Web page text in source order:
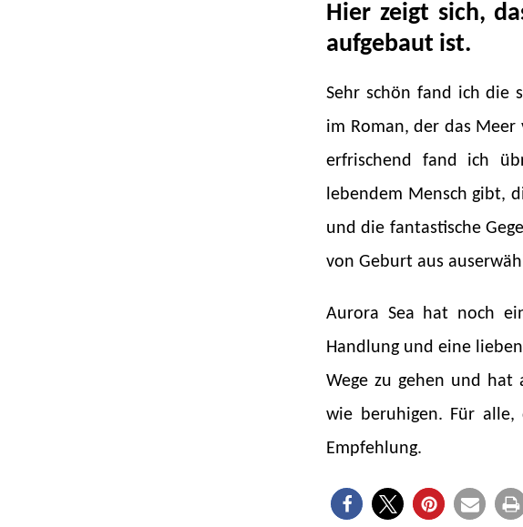
Hier zeigt sich,
aufgebaut ist.
Sehr schön fand ich die
im Roman, der das
erfrischend fand ich
lebendem Mensch gibt,
und die fantastische
von Geburt aus
Aurora Sea hat noch
Handlung und eine
Wege zu gehen und hat
wie beruhigen. Für
Empfehlung.